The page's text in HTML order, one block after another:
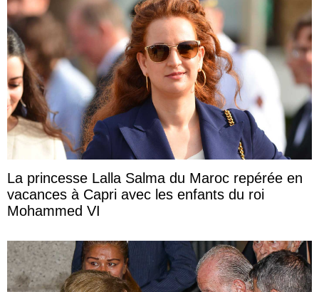
La princesse Lalla Salma du Maroc repérée en
vacances à Capri avec les enfants du roi
Mohammed VI